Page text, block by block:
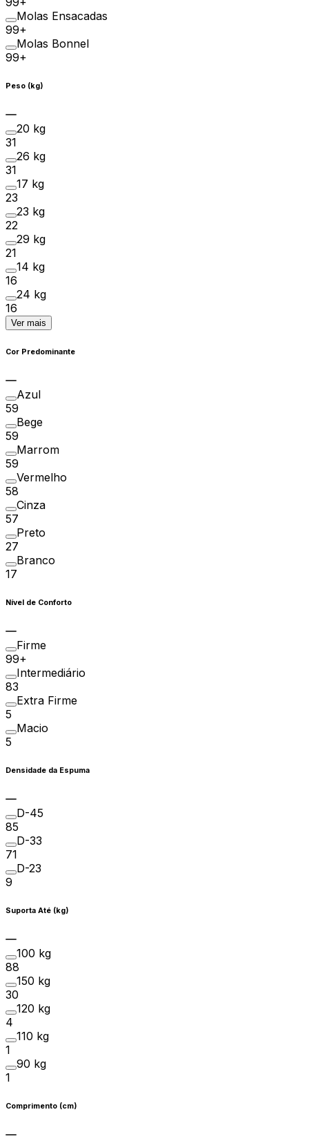
Molas Ensacadas
99+
Molas Bonnel
99+
Peso (kg)
20 kg
31
26 kg
31
17 kg
23
23 kg
22
29 kg
21
14 kg
16
24 kg
16
Ver mais
Cor Predominante
Azul
59
Bege
59
Marrom
59
Vermelho
58
Cinza
57
Preto
27
Branco
17
Nível de Conforto
Firme
99+
Intermediário
83
Extra Firme
5
Macio
5
Densidade da Espuma
D-45
85
D-33
71
D-23
9
Suporta Até (kg)
100 kg
88
150 kg
30
120 kg
4
110 kg
1
90 kg
1
Comprimento (cm)